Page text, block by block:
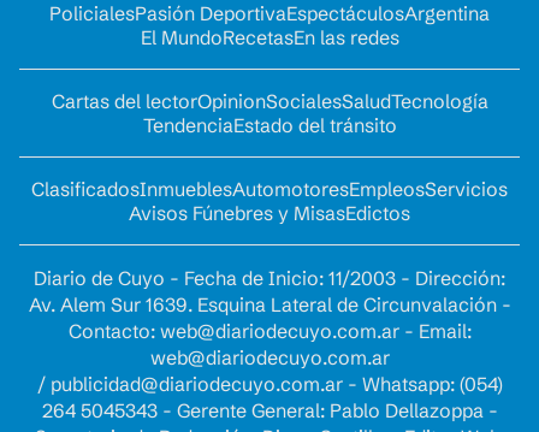
PolicialesPasión DeportivaEspectáculosArgentina
El MundoRecetasEn las redes
Cartas del lectorOpinionSocialesSaludTecnología
TendenciaEstado del tránsito
ClasificadosInmueblesAutomotoresEmpleosServicios
Avisos Fúnebres y MisasEdictos
Diario de Cuyo - Fecha de Inicio: 11/2003 - Dirección:
Av. Alem Sur 1639. Esquina Lateral de Circunvalación -
Contacto: web@diariodecuyo.com.ar- Email:
web@diariodecuyo.com.ar
/ publicidad@diariodecuyo.com.ar- Whatsapp: (054)
264 5045343 - Gerente General: Pablo Dellazoppa -